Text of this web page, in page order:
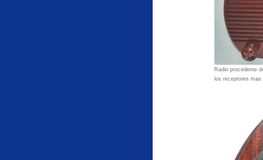
Radio procedente
los receptores